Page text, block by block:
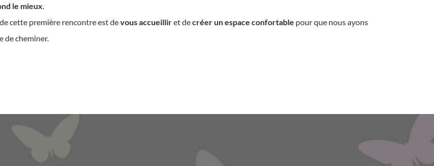
le mieux
cette première rencontre est devous accueilliret decréer un espace confortable pour que nous ayons
de cheminer.